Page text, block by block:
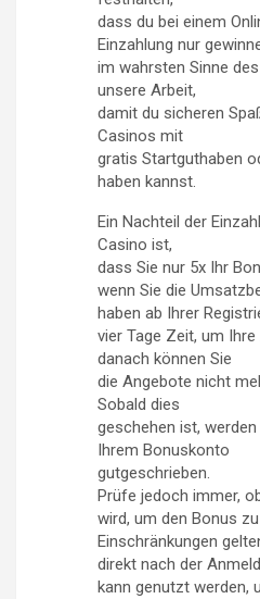
dass du bei einem
Einzahlung nur
im wahrsten Sinne
unsere Arbeit,
damit du sicheren
Casinos mit
gratis Startguthaben
haben kannst.
Ein Nachteil der
Casino ist,
dass Sie nur 5x Ihr
wenn Sie die
haben ab Ihrer
vier Tage Zeit, um
danach können Sie
die Angebote nicht
Sobald dies
geschehen ist,
Ihrem Bonuskonto
gutgeschrieben.
Prüfe jedoch immer,
wird, um den Bonus
Einschränkungen
direkt nach der
kann genutzt werden,